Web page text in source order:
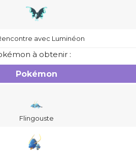
avec Luminéon
à obtenir :
Pokémon
Flingouste